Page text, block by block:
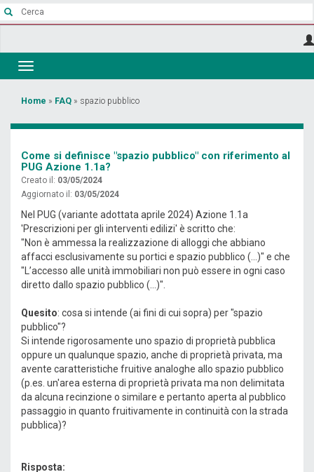
Salta
Toggle
navigation
Tu
sei
qui
Home » FAQ » spazio pubblico
Come si definisce "spazio pubblico" con riferimento al
PUG Azione 1.1a?
Creato il: 03/05/2024
Aggiornato il: 03/05/2024
Nel PUG (variante adottata aprile 2024) Azione 1.1a
'Prescrizioni per gli interventi edilizi' è scritto che:
"Non è ammessa la realizzazione di alloggi che abbiano
affacci esclusivamente su portici e spazio pubblico (...)" e che
"L’accesso alle unità immobiliari non può essere in ogni caso
diretto dallo spazio pubblico (...)".
Quesito: cosa si intende (ai fini di cui sopra) per "spazio
pubblico"?
Si intende rigorosamente uno spazio di proprietà pubblica
oppure un qualunque spazio, anche di proprietà privata, ma
avente caratteristiche fruitive analoghe allo spazio pubblico
(p.es. un'area esterna di proprietà privata ma non delimitata
da alcuna recinzione o similare e pertanto aperta al pubblico
passaggio in quanto fruitivamente in continuità con la strada
pubblica)?
Risposta: